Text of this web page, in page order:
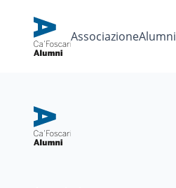
AssociazioneAlumni